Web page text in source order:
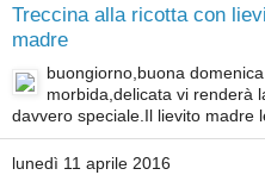
Treccina alla ricotta con
madre
buongiorno,buona
morbida,delicata vi renderà
davvero speciale.Il lievito madre
lunedì 11 aprile 2016